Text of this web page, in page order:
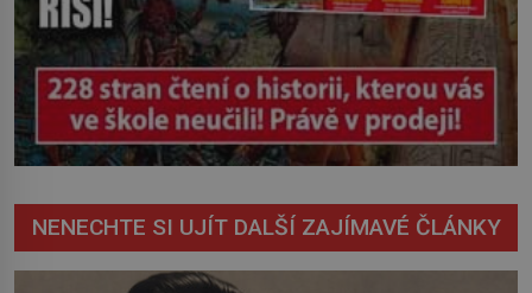
NENECHTE SI UJÍT DALŠÍ ZAJÍMAVÉ ČLÁNKY